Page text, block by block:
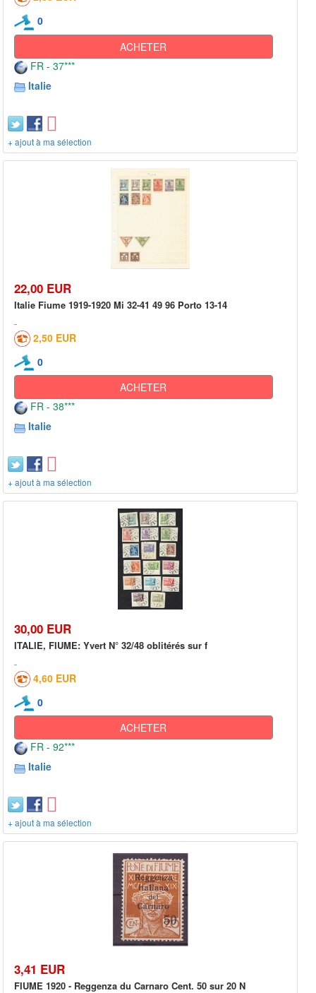
0
ACHETER
FR - 37***
Italie
+ ajout à ma sélection
22,00 EUR
Italie Fiume 1919-1920 Mi 32-41 49 96 Porto 13-14
2,50 EUR
0
ACHETER
FR - 38***
Italie
+ ajout à ma sélection
30,00 EUR
ITALIE, FIUME: Yvert N° 32/48 oblitérés sur f
4,60 EUR
0
ACHETER
FR - 92***
Italie
+ ajout à ma sélection
3,41 EUR
FIUME 1920 - Reggenza du Carnaro Cent. 50 sur 20 N